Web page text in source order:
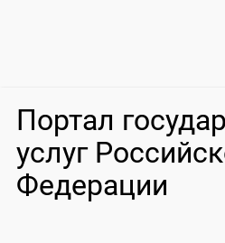
Портал
услуг
Федерации